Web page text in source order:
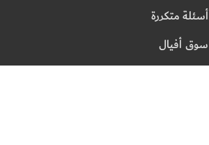
أسئلة متكررة
سوق أفيال